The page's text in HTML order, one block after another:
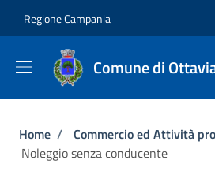
Regione Campania
Comune di
Briciole di pane
Home / Commercio ed Attività
Noleggio senza conducente